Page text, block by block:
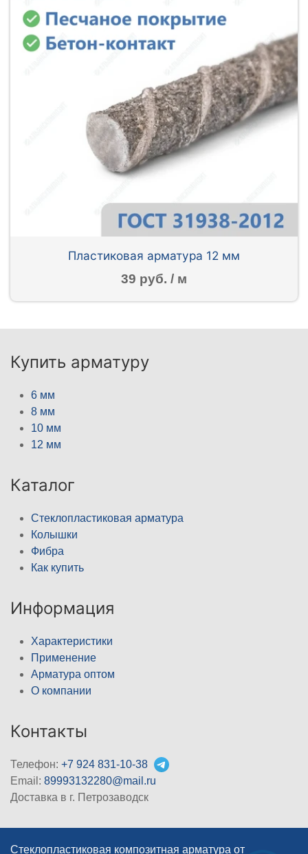
Пластиковая арматура 12 мм
39 руб. / м
Купить арматуру
6 мм
8 мм
10 мм
12 мм
Каталог
Стеклопластиковая арматура
Колышки
Фибра
Как купить
Информация
Характеристики
Применение
Арматура оптом
О компании
Контакты
Телефон: +7 924 831-10-38
Email: 89993132280@mail.ru
Доставка в г. Петрозаводск
Стеклопластиковая композитная арматура от